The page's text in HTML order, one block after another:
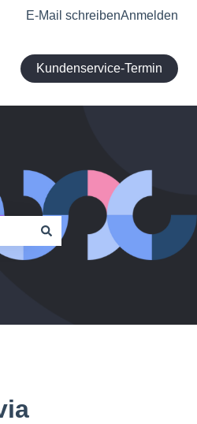
E-Mail schreibenAnmelden
Kundenservice-Termin